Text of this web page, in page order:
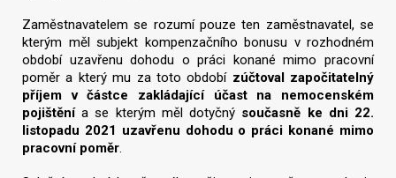
Zaměstnavatelem se rozumí pouze ten zaměstnavatel, se
kterým měl subjekt kompenzačního bonusu v rozhodném
období uzavřenu dohodu o práci konané mimo pracovní
poměr a který mu za toto obdobízúčtoval započitatelný
příjem v částce zakládající účast na nemocenském
pojištěnía se kterým měl dotyčný současně ke dni 22.
listopadu 2021 uzavřenu dohodu o práci konané mimo
pracovní poměr.